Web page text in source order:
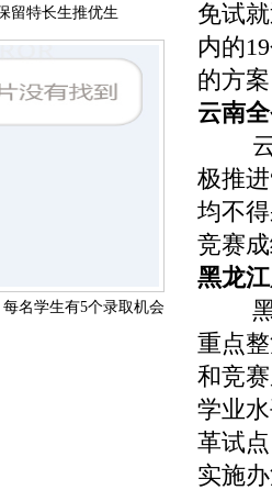
特长生推优生
名学生有5个录取机会
免试
内的
的方
云南
极推
均不
竞赛
黑龙
重点
和竞
学业
革试
实施